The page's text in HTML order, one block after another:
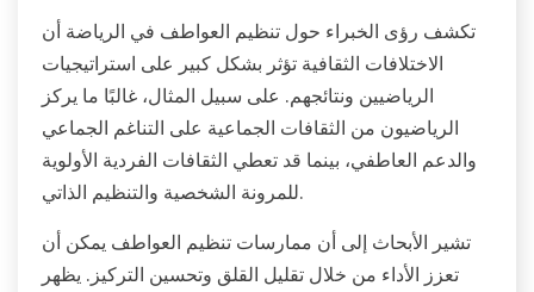
تكشف رؤى الخبراء حول تنظيم العواطف في الرياضة أن
الاختلافات الثقافية تؤثر بشكل كبير على استراتيجيات
الرياضيين ونتائجهم. على سبيل المثال، غالبًا ما يركز
الرياضيون من الثقافات الجماعية على التناغم الجماعي
والدعم العاطفي، بينما قد تعطي الثقافات الفردية الأولوية
للمرونة الشخصية والتنظيم الذاتي.
تشير الأبحاث إلى أن ممارسات تنظيم العواطف يمكن أن
تعزز الأداء من خلال تقليل القلق وتحسين التركيز. يظهر